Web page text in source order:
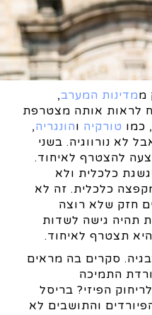
ממדינות המערב,
לראות אותה מצטרפת
כמו טורקיה והונגריה,
לא נורווגיה. בשני
להצטרף לאיחוד.
כלכלית ולא
כלכלית. זה לא
חזק שלא רוצה
תהיה גישה לשדות
תצטרף לאיחוד.
סקרים בה מראים
התמיכה
הפיזי? בריסל
והתושבים לא